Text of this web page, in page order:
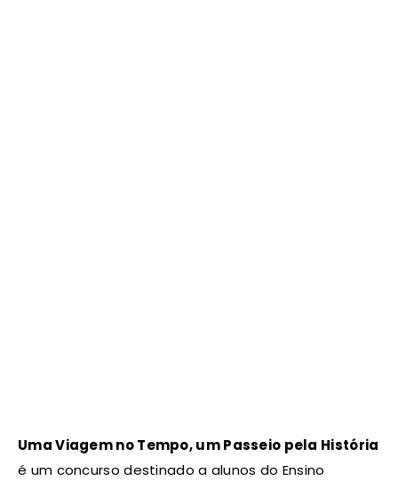
Uma Viagem no Tempo, um Passeio pela História
é um concurso destinado a alunos do Ensino